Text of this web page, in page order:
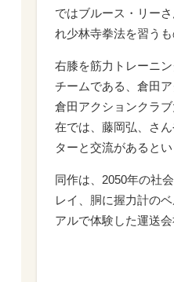
ではブルース・リー
れ少林寺拳法を習う
右膝を筋力トレーニ
チームである、倉田
倉田アクションクラ
在では、藤岡弘、さ
ターと交流があるとい
同作は、2050年の社
レイ、胴に握力計の
アルで体験した運送